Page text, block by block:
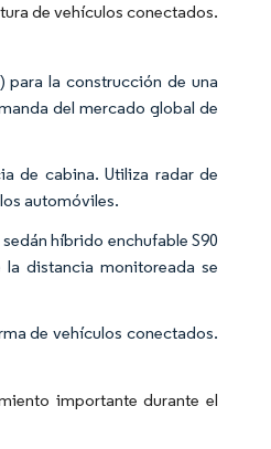
de vehículos conectados.
para la construcción de una
del mercado global de
de cabina. Utiliza radar de
automóviles.
híbrido enchufable S90
distancia monitoreada se
de vehículos conectados.
importante durante el